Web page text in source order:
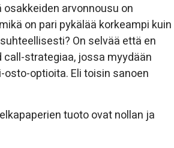
arvonnousu on
on pari pykälää korkeampi kuin
On selvää että en
strategiaa, jossa myydään
optioita. Eli toisin sanoen
tuoto ovat nollan ja